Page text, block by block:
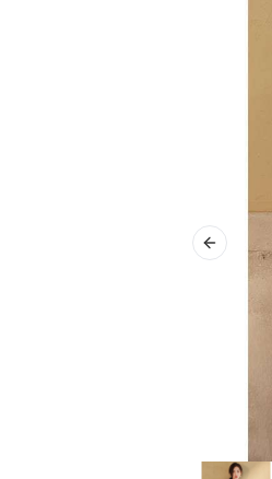
Previous